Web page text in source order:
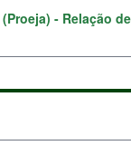
(Proeja) - Relação